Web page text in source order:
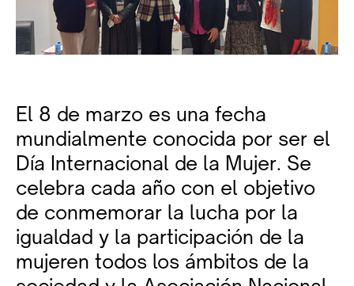
El 8 de marzo es una fecha
mundialmente conocida por ser el
Día Internacional de la Mujer. Se
celebra cada año con el objetivo
de conmemorar la lucha por la
igualdad y la participación de la
mujeren todos los ámbitos de la